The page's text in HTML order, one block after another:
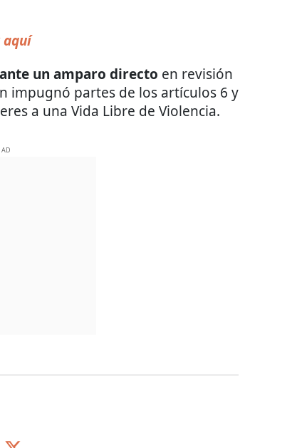
aquí
un amparo directo en revisión
impugnó partes de los artículos 6 y
a una Vida Libre de Violencia.